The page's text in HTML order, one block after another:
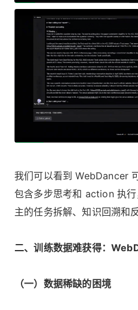
我们可以看到 WebDancer
包含多步思考和 action 执
主的任务拆解、知识回溯和
二、训练数据难获得：
（一）数据稀缺的困境